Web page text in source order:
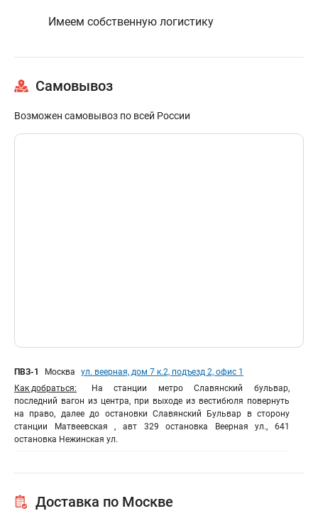
Имеем собственную логистику
Самовывоз
Возможен самовывоз по всей России
ПВЗ-1 Москва
ул. веерная, дом 7 к.2, подъезд 2, офис 1
Как добраться:
На станции метро Славянский бульвар,
последний вагон из центра, при выходе из вестибюля повернуть
на право, далее до остановки Славянский Бульвар в сторону
станции Матвеевская , авт 329 остановка Веерная ул., 641
остановка Нежинская ул.
Доставка по Москве